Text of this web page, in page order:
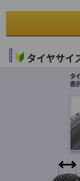
タイヤサイ
タ
表